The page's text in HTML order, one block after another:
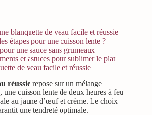
blanquette de veau facile et réussie
étapes pour une cuisson lente ?
une sauce sans grumeaux
et astuces pour sublimer le plat
de veau facile et réussie
réussie repose sur un mélange
une cuisson lente de deux heures à feu
au jaune d’œuf et crème. Le choix
une tendreté optimale.